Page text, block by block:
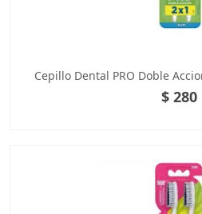
Cepillo Dental PRO Doble
$ 280